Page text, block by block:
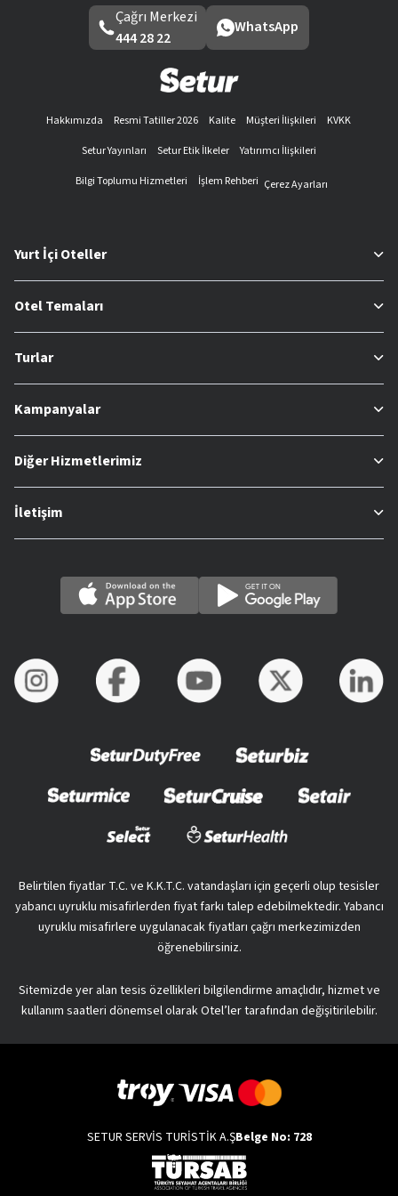
Çağrı Merkezi
444 28 22
WhatsApp
Hakkımızda Resmi Tatiller 2026 Kalite Müşteri İlişkileri
KVKK
Setur Yayınları
Setur Etik İlkeler
Yatırımcı İlişkileri
Bilgi Toplumu Hizmetleri
İşlem Rehberi Çerez Ayarları
Yurt İçi Oteller
Otel Temaları
Turlar
Kampanyalar
Diğer Hizmetlerimiz
İletişim
Belirtilen fiyatlar T.C. ve K.K.T.C. vatandaşları için geçerli olup tesisler
yabancı uyruklu misafirlerden fiyat farkı talep edebilmektedir. Yabancı
uyruklu misafirlere uygulanacak fiyatları çağrı merkezimizden
öğrenebilirsiniz.
Sitemizde yer alan tesis özellikleri bilgilendirme amaçlıdır, hizmet ve
kullanım saatleri dönemsel olarak Otel’ler tarafından değişitirilebilir.
SETUR SERVİS TURİSTİK A.ŞBelge No: 728